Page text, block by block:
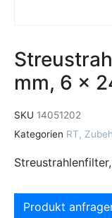
mm, 6 x
SKU 14051202
Kategorien RT,
Produkt